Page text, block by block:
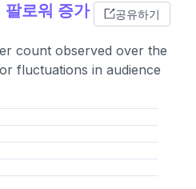
로워 증가 공유하기
count observed over the
fluctuations in audience